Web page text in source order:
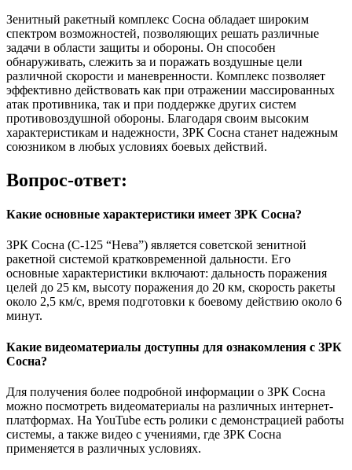
Зенитный ракетный комплекс Сосна обладает широким
спектром возможностей, позволяющих решать различные
задачи в области защиты и обороны. Он способен
обнаруживать, слежить за и поражать воздушные цели
различной скорости и маневренности. Комплекс позволяет
эффективно действовать как при отражении массированных
атак противника, так и при поддержке других систем
противовоздушной обороны. Благодаря своим высоким
характеристикам и надежности, ЗРК Сосна станет надежным
союзником в любых условиях боевых действий.
Вопрос-ответ:
Какие основные характеристики имеет ЗРК Сосна?
ЗРК Сосна (С-125 “Нева”) является советской зенитной
ракетной системой кратковременной дальности. Его
основные характеристики включают: дальность поражения
целей до 25 км, высоту поражения до 20 км, скорость ракеты
около 2,5 км/с, время подготовки к боевому действию около 6
минут.
Какие видеоматериалы доступны для ознакомления с ЗРК
Сосна?
Для получения более подробной информации о ЗРК Сосна
можно посмотреть видеоматериалы на различных интернет-
платформах. На YouTube есть ролики с демонстрацией работы
системы, а также видео с учениями, где ЗРК Сосна
применяется в различных условиях.